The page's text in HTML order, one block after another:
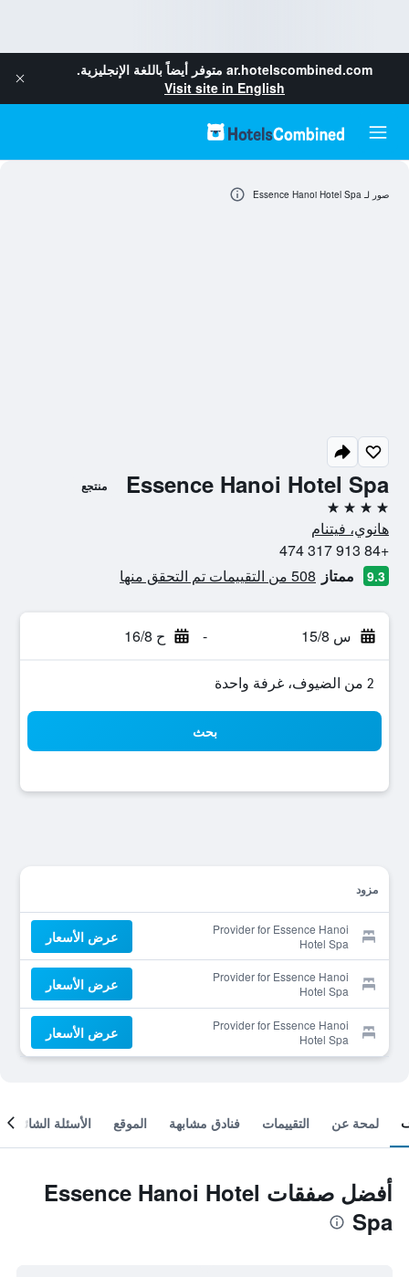
ar.hotelscombined.com متوفر أيضاً باللغة الإنجليزية.
Visit site in English
Essence Hanoi Hotel Spa منتجع
4 نجوم
هانوي، فيتنام
+84 913 317 474
9.3 ممتاز 508 من التقييمات تم التحقق منها
س 15/8 - ح 16/8
2 من الضيوف، غرفة واحدة
بحث
مزود
Provider for Essence Hanoi
Hotel Spa
عرض الأسعار
Provider for Essence Hanoi
Hotel Spa
عرض الأسعار
Provider for Essence Hanoi
Hotel Spa
عرض الأسعار
صور لـ Essence Hanoi Hotel Spa
لمحة عن التقييمات فنادق مشابهة الموقع الأسئلة الشائعة
أفضل صفقات Essence Hanoi Hotel
Spa